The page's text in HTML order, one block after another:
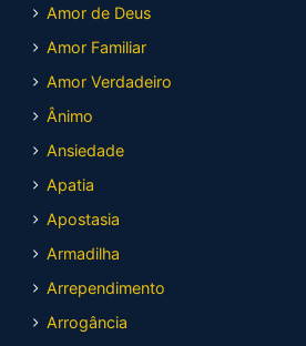
Amor de Deus
Amor Familiar
Amor Verdadeiro
Ânimo
Ansiedade
Apatia
Apostasia
Armadilha
Arrependimento
Arrogância